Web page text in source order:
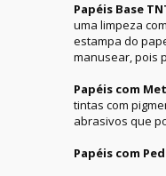
Papéis Base
uma limpeza
estampa do
manusear, pois
Papéis com
tintas com
abrasivos que
Papéis com